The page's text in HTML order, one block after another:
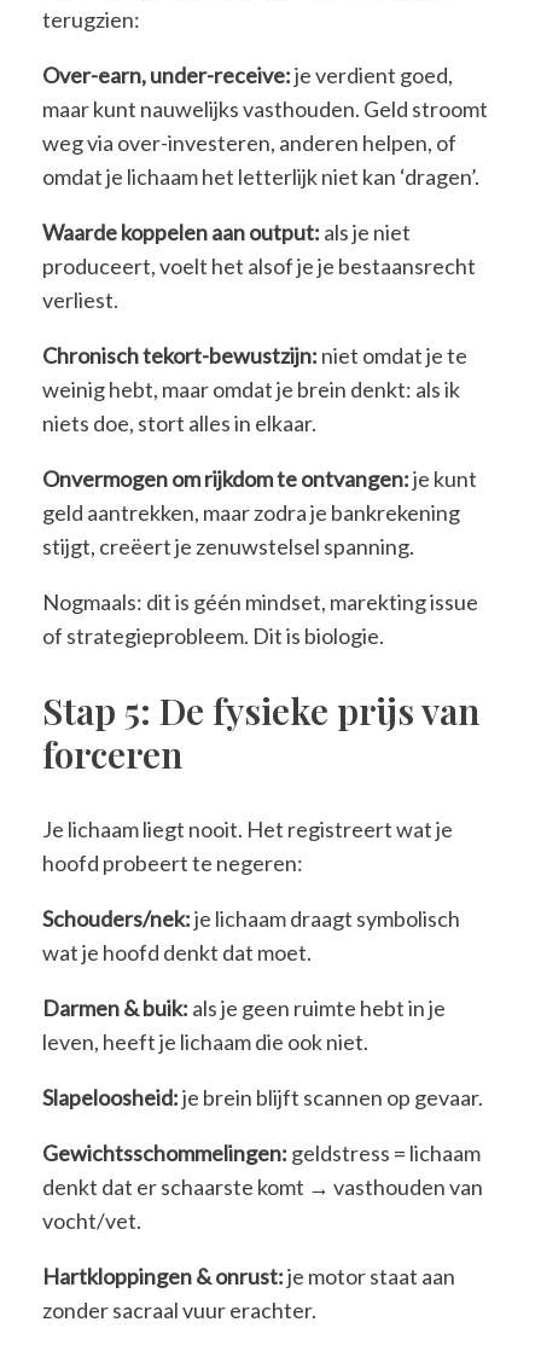
terugzien:
Over-earn, under-receive:je verdient goed,
maar kunt nauwelijks vasthouden. Geld stroomt
weg via over-investeren, anderen helpen, of
omdat je lichaam het letterlijk niet kan ‘dragen’.
Waarde koppelen aan output: als je niet
produceert, voelt het alsof je je bestaansrecht
verliest.
Chronisch tekort-bewustzijn: niet omdat je te
weinig hebt, maar omdat je brein denkt: als ik
niets doe, stort alles in elkaar.
Onvermogen om rijkdom te ontvangen:je kunt
geld aantrekken, maar zodra je bankrekening
stijgt, creëert je zenuwstelsel spanning.
Nogmaals: dit is géén mindset, marekting issue
of strategieprobleem. Dit is biologie.
Stap 5: De fysieke prijs van
forceren
Je lichaam liegt nooit. Het registreert wat je
hoofd probeert te negeren:
Schouders/nek:je lichaam draagt symbolisch
wat je hoofd denkt dat moet.
Darmen & buik: als je geen ruimte hebt in je
leven, heeft je lichaam die ook niet.
Slapeloosheid:je brein blijft scannen op gevaar.
Gewichtsschommelingen: geldstress = lichaam
denkt dat er schaarste komt → vasthouden van
vocht/vet.
Hartkloppingen & onrust:je motor staat aan
zonder sacraal vuur erachter.